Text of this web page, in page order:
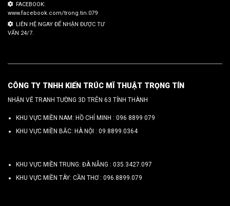
FACEBOOK:
www.facebook.com/trong.tin.079
LIÊN HỆ NGAY ĐỂ NHẬN ĐƯỢC TƯ
VẤN 24/7.
CÔNG TY TNHH KIẾN TRÚC MĨ THUẬT TRỌNG TÍN
NHẬN VẼ TRANH TƯỜNG 3D TRÊN 63 TỈNH THÀNH
KHU VỰC MIỀN NAM: HỒ CHÍ MINH : 096 8899 079
KHU VỰC MIỀN BẮC: HÀ NỘI : 09.8899.0364
KHU VỰC MIỀN TRUNG: ĐÀ NẴNG : 035.3427.097
KHU VỰC MIỀN TÂY: CẦN THƠ : 096.8899.079